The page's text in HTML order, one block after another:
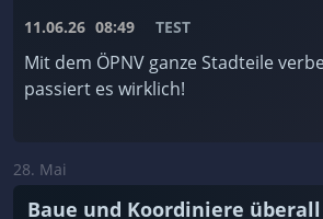
11.06.26 08:49 TEST
Mit dem ÖPNV ganze Stadteile
passiert es wirklich!
28. Mai
Baue und Koordiniere